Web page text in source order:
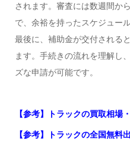
されます。審査には数週間か
で、余裕を持ったスケジュー
最後に、補助金が交付される
ます。手続きの流れを理解し
ズな申請が可能です。
【参考】トラックの買取相場
【参考】トラックの全国無料